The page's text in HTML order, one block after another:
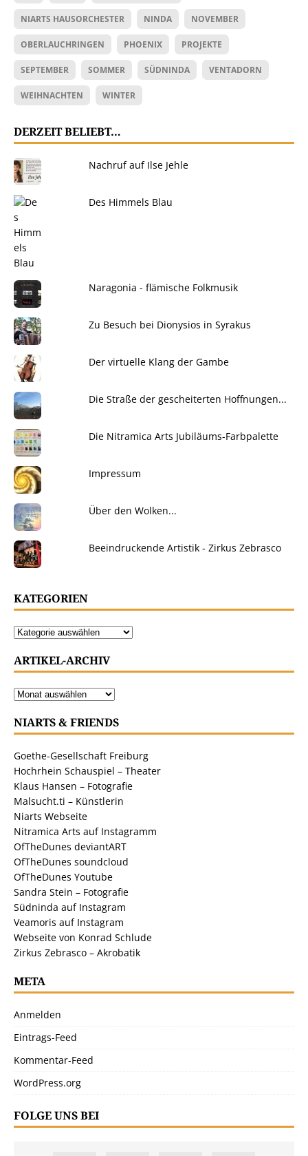
NIARTS HAUSORCHESTER NINDA NOVEMBER
OBERLAUCHRINGEN PHOENIX PROJEKTE
SEPTEMBER SOMMER SÜDNINDA VENTADORN
WEIHNACHTEN WINTER
DERZEIT BELIEBT…
Nachruf auf Ilse Jehle
Des Himmels Blau
Naragonia - flämische Folkmusik
Zu Besuch bei Dionysios in Syrakus
Der virtuelle Klang der Gambe
Die Straße der gescheiterten Hoffnungen...
Die Nitramica Arts Jubiläums-Farbpalette
Impressum
Über den Wolken...
Beeindruckende Artistik - Zirkus Zebrasco
KATEGORIEN
ARTIKEL-ARCHIV
NIARTS & FRIENDS
Goethe-Gesellschaft Freiburg
Hochrhein Schauspiel – Theater
Klaus Hansen – Fotografie
Malsucht.ti – Künstlerin
Niarts Webseite
Nitramica Arts auf Instagramm
OfTheDunes deviantART
OfTheDunes soundcloud
OfTheDunes Youtube
Sandra Stein – Fotografie
Südninda auf Instagram
Veamoris auf Instagram
Webseite von Konrad Schlude
Zirkus Zebrasco – Akrobatik
META
Anmelden
Eintrags-Feed
Kommentar-Feed
WordPress.org
FOLGE UNS BEI